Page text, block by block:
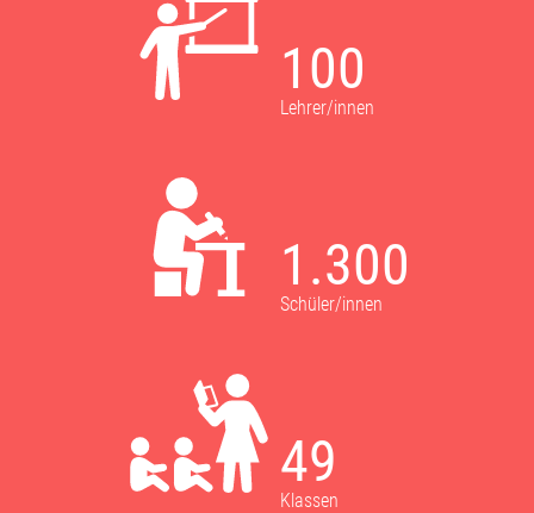
100
Lehrer/innen
1.300
Schüler/innen
49
Klassen